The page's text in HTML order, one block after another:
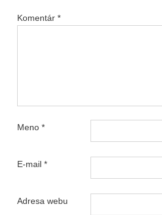
Komentár *
Meno *
E-mail *
Adresa webu